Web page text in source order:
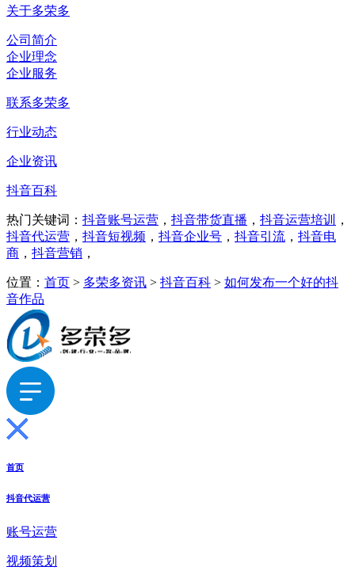
关于多荣多
公司简介
企业理念
企业服务
联系多荣多
行业动态
企业资讯
抖音百科
热门关键词： 抖音账号运营 ， 抖音带货直播 ， 抖音运营培训
，
抖音代运营 ， 抖音短视频 ， 抖音企业号 ， 抖音引流 ， 抖音电
商 ， 抖音营销 ，
位置： 首页 > 多荣多资讯 > 抖音百科 > 如何发布一个好的抖
音作品
首页
抖音代运营
账号运营
视频策划